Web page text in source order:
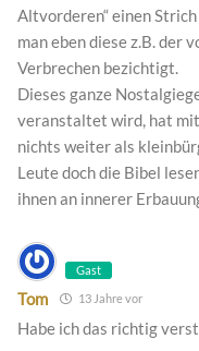
Altvorderen“ einen
man eben diese z.B. der
Verbrechen bezichtigt.
Dieses ganze
veranstaltet wird, hat
nichts weiter als
Leute doch die Bibel
ihnen an innerer
Gast
Tom 13 Jahre vor
Habe ich das richtig